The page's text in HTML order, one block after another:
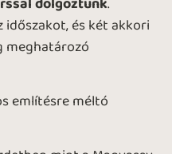
időszakot, és két akkori
meghatározó
említésre méltó